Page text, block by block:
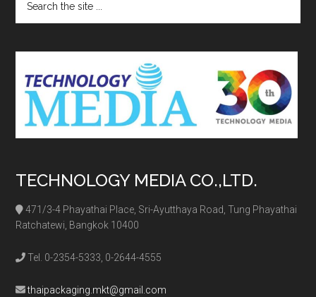
the
TECHNOLOGY MEDIA CO.,LTD.
471/3-4 Phayathai Place, Sri-Ayutthaya Road, Tung Phayathai
Ratchatewi, Bangkok 10400
Tel. 0-2354-5333, 0-2644-4555
thaipackaging.mkt@gmail.com